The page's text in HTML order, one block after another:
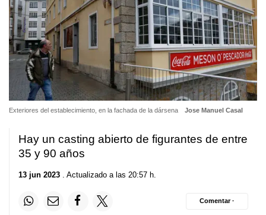
Exteriores del establecimiento, en la fachada de la dársena Jose Manuel Casal
Hay un casting abierto de figurantes de entre
35 y 90 años
13 jun 2023 . Actualizado a las 20:57 h.
Comentar ·